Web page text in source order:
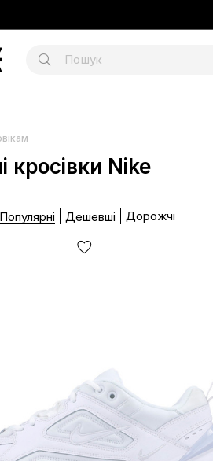
кросівки Nike
Популярні Дешевші Дорожчі